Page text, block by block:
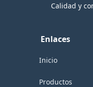
Calidad y
Enlaces
Inicio
Productos